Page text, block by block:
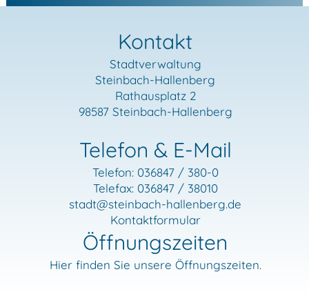
Kontakt
Stadtverwaltung
Steinbach-Hallenberg
Rathausplatz 2
98587 Steinbach-Hallenberg
Telefon & E-Mail
Telefon: 036847 / 380-0
Telefax: 036847 / 38010
stadt@steinbach-hallenberg.de
Kontaktformular
Öffnungszeiten
Hier finden Sie unsere Öffnungszeiten.